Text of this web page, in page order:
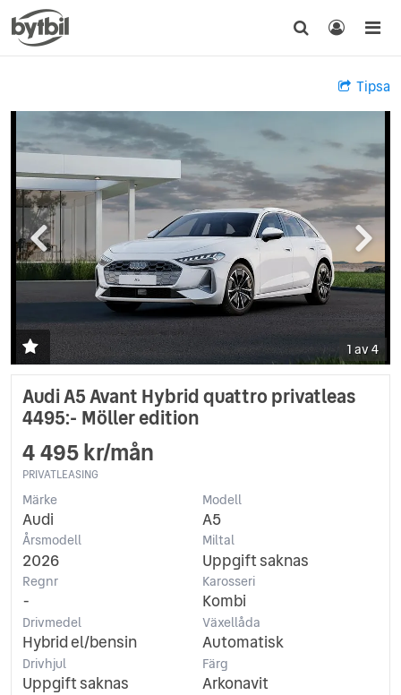
Tipsa
1 av 4
Audi A5 Avant Hybrid quattro privatleas
4495:- Möller edition
4 495 kr/mån
PRIVATLEASING
Märke
Audi
Modell
A5
Årsmodell
2026
Miltal
Uppgift saknas
Regnr
-
Karosseri
Kombi
Drivmedel
Hybrid el/bensin
Växellåda
Automatisk
Drivhjul
Uppgift saknas
Färg
Arkonavit